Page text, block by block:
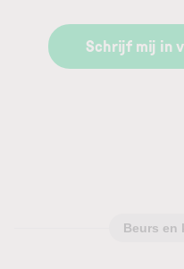
Schrijf mij in
Beurs en